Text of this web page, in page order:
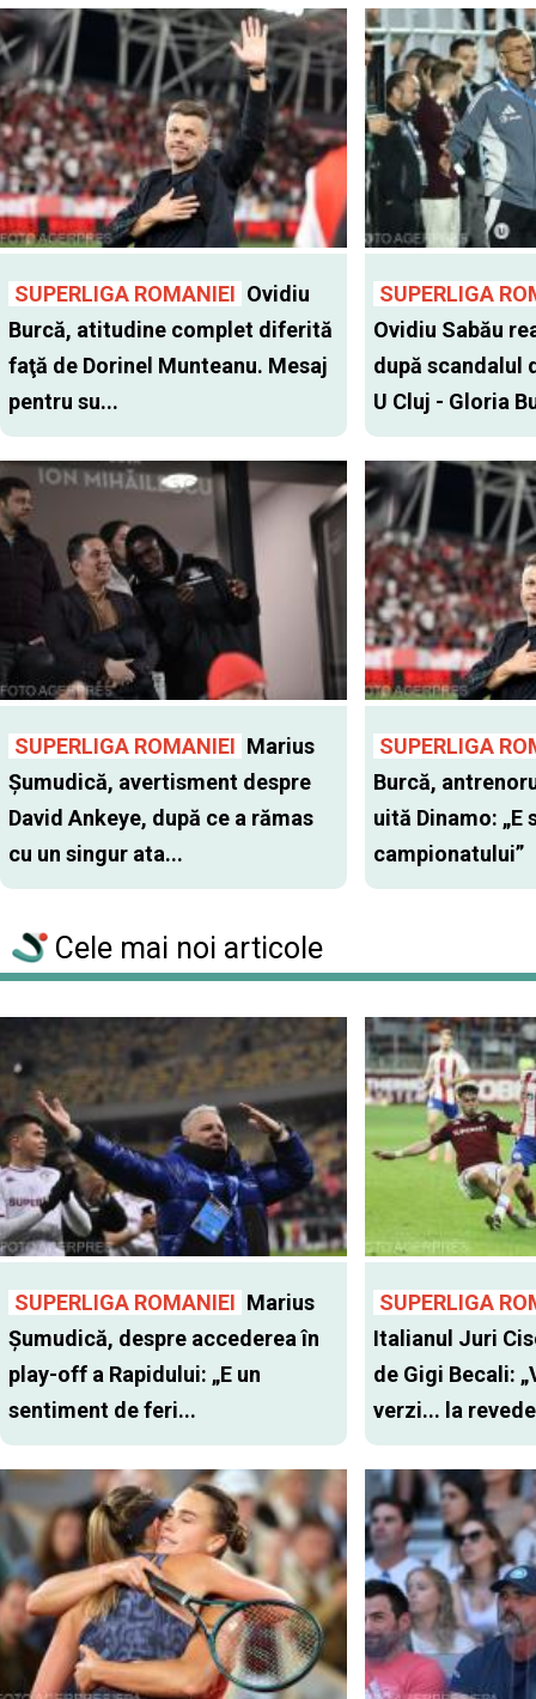
SUPERLIGA ROMANIEI Ovidiu
Burcă, atitudine complet diferită
faţă de Dorinel Munteanu. Mesaj
pentru su...
SUPERLIGA
Ovidiu Sabău
după scandalul
U Cluj - Gloria
SUPERLIGA ROMANIEI Marius
Şumudică, avertisment despre
David Ankeye, după ce a rămas
cu un singur ata...
SUPERLIGA
Burcă,
uită Dinamo: „E
campionatului”
Cele mai noi articole
SUPERLIGA ROMANIEI Marius
Șumudică, despre accederea în
play-off a Rapidului: „E un
sentiment de feri...
SUPERLIGA
Italianul Juri
de Gigi Becali:
verzi... la